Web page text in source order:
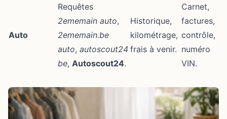
Auto
Requêtes
2ememain auto,
2ememain.be
auto, autoscout24
be, Autoscout24.
Historique,
kilométrage,
frais à venir.
Carnet,
factures,
contrôle,
numéro
VIN.